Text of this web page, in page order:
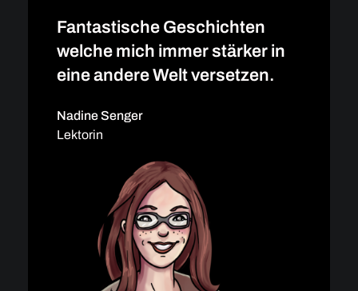
Fantastische Geschichten
welche mich immer stärker in
eine andere Welt versetzen.
Nadine Senger
Lektorin